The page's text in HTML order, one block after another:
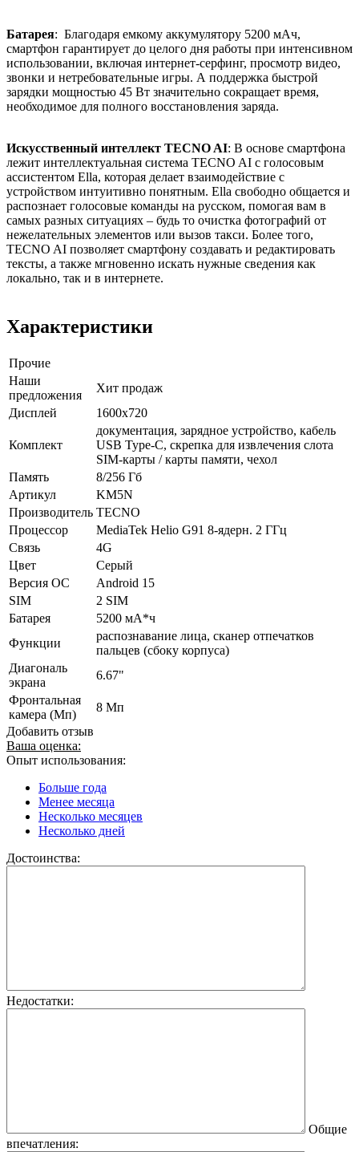
Батарея: Благодаря емкому аккумулятору 5200 мАч,
смартфон гарантирует до целого дня работы при интенсивном
использовании, включая интернет-серфинг, просмотр видео,
звонки и нетребовательные игры. А поддержка быстрой
зарядки мощностью 45 Вт значительно сокращает время,
необходимое для полного восстановления заряда.
Искусственный интеллект TECNO AI: В основе смартфона
лежит интеллектуальная система TECNO AI с голосовым
ассистентом Ella, которая делает взаимодействие с
устройством интуитивно понятным. Ella свободно общается и
распознает голосовые команды на русском, помогая вам в
самых разных ситуациях – будь то очистка фотографий от
нежелательных элементов или вызов такси. Более того,
TECNO AI позволяет смартфону создавать и редактировать
тексты, а также мгновенно искать нужные сведения как
локально, так и в интернете.
Характеристики
Прочие
Наши
предложения
Хит продаж
Дисплей
1600x720
Комплект
документация, зарядное устройство, кабель
USB Type-C, скрепка для извлечения слота
SIM-карты / карты памяти, чехол
Память
8/256 Гб
Артикул
KM5N
Производитель TECNO
Процессор
MediaTek Helio G91 8-ядерн. 2 ГГц
Связь
4G
Цвет
Серый
Версия ОС
Android 15
SIM
2 SIM
Батарея
5200 мА*ч
Функции
распознавание лица, сканер отпечатков
пальцев (сбоку корпуса)
Диагональ
экрана
6.67"
Фронтальная
камера (Мп)
8 Мп
Добавить отзыв
Ваша оценка:
Опыт использования:
Больше года
Менее месяца
Несколько месяцев
Несколько дней
Достоинства:
Недостатки:
Общие
впечатления: